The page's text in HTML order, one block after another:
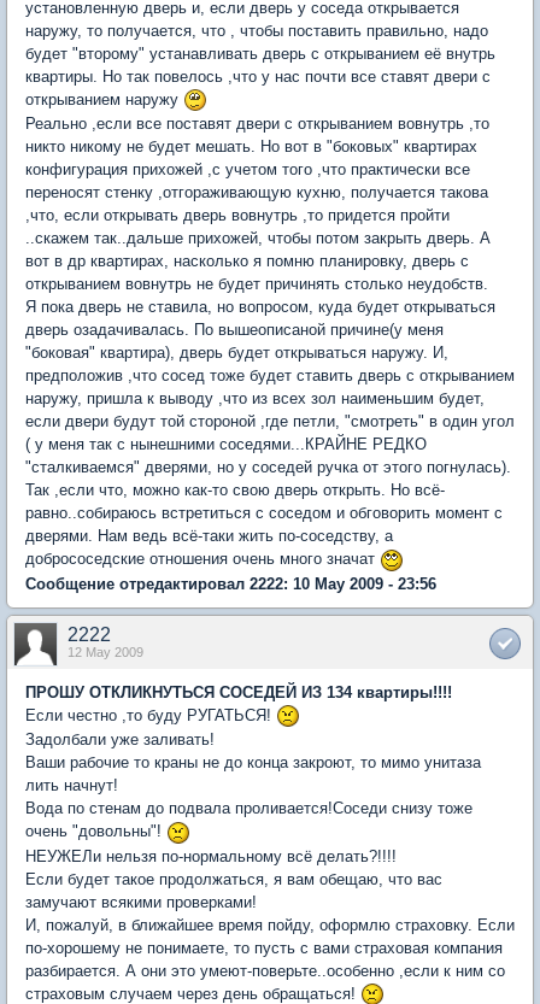
установленную дверь и, если дверь у соседа открывается
наружу, то получается, что , чтобы поставить правильно, надо
будет "второму" устанавливать дверь с открыванием её внутрь
квартиры. Но так повелось ,что у нас почти все ставят двери с
открыванием наружу
Реально ,если все поставят двери с открыванием вовнутрь ,то
никто никому не будет мешать. Но вот в "боковых" квартирах
конфигурация прихожей ,с учетом того ,что практически все
переносят стенку ,отгораживающую кухню, получается такова
,что, если открывать дверь вовнутрь ,то придется пройти
..скажем так..дальше прихожей, чтобы потом закрыть дверь. А
вот в др квартирах, насколько я помню планировку, дверь с
открыванием вовнутрь не будет причинять столько неудобств.
Я пока дверь не ставила, но вопросом, куда будет открываться
дверь озадачивалась. По вышеописаной причине(у меня
"боковая" квартира), дверь будет открываться наружу. И,
предположив ,что сосед тоже будет ставить дверь с открыванием
наружу, пришла к выводу ,что из всех зол наименьшим будет,
если двери будут той стороной ,где петли, "смотреть" в один угол
( у меня так с нынешними соседями...КРАЙНЕ РЕДКО
"сталкиваемся" дверями, но у соседей ручка от этого погнулась).
Так ,если что, можно как-то свою дверь открыть. Но всё-
равно..собираюсь встретиться с соседом и обговорить момент с
дверями. Нам ведь всё-таки жить по-соседству, а
добрососедские отношения очень много значат
Сообщение отредактировал 2222: 10 May 2009 - 23:56
2222
12 May 2009
ПРОШУ ОТКЛИКНУТЬСЯ СОСЕДЕЙ ИЗ 134 квартиры!!!!
Если честно ,то буду РУГАТЬСЯ!
Задолбали уже заливать!
Ваши рабочие то краны не до конца закроют, то мимо унитаза
лить начнут!
Вода по стенам до подвала проливается!Соседи снизу тоже
очень "довольны"!
НЕУЖЕЛи нельзя по-нормальному всё делать?!!!!
Если будет такое продолжаться, я вам обещаю, что вас
замучают всякими проверками!
И, пожалуй, в ближайшее время пойду, оформлю страховку. Если
по-хорошему не понимаете, то пусть с вами страховая компания
разбирается. А они это умеют-поверьте..особенно ,если к ним со
страховым случаем через день обращаться!